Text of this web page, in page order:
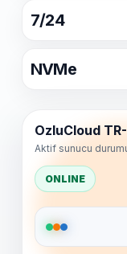
7/24
NVMe
OzluCloud
Aktif sunucu
ONLINE